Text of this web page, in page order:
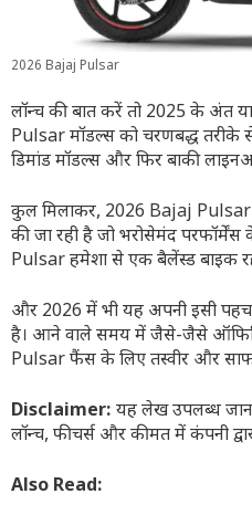
2026 Bajaj Pulsar
लॉन्च की बात करें तो 2025 के अंत
Pulsar मॉडल्स को चरणबद्ध तरीके
डिमांड मॉडल्स और फिर बाकी
कुल मिलाकर, 2026 Bajaj Pulsar
की जा रही है जो भरोसेमंद परफॉर्मेंस
Pulsar हमेशा से एक बैलेंस्ड बाइक
और 2026 में भी यह अपनी इसी
है। आने वाले समय में जैसे-जैसे
Pulsar फैंस के लिए तस्वीर और साफ
Disclaimer: यह लेख उपलब्ध
लॉन्च, फीचर्स और कीमत में कंपनी
Also Read: